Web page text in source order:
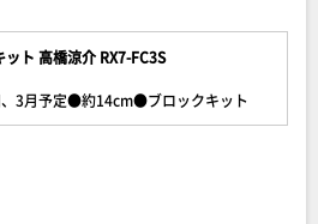
ット 高橋涼介 RX7-FC3S
3月予定●約14cm●ブロックキット